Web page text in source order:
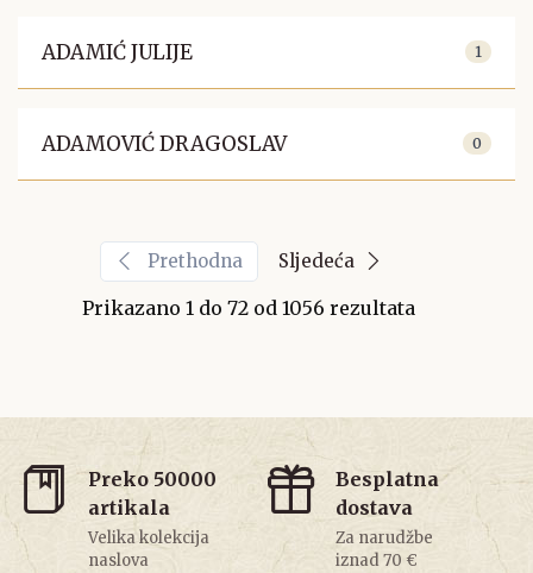
ADAMIĆ JULIJE 1
ADAMOVIĆ DRAGOSLAV 0
Prethodna Sljedeća
Prikazano 1 do 72 od 1056 rezultata
Preko 50000
artikala
Velika kolekcija
naslova
Besplatna
dostava
Za narudžbe
iznad 70 €